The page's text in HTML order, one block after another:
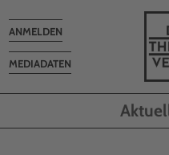
MEDIADATEN
Toggle
navigation
ANMELDEN